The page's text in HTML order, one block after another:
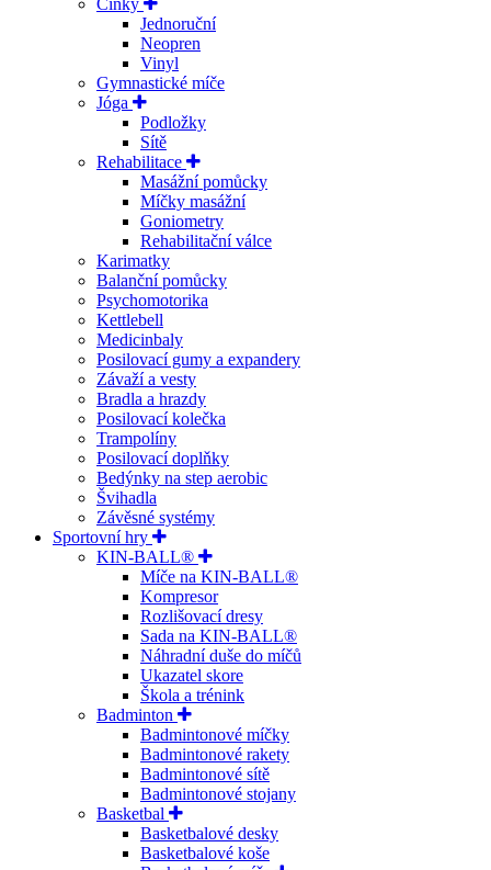
Činky
Jednoruční
Neopren
Vinyl
Gymnastické míče
Jóga
Podložky
Sítě
Rehabilitace
Masážní pomůcky
Míčky masážní
Goniometry
Rehabilitační válce
Karimatky
Balanční pomůcky
Psychomotorika
Kettlebell
Medicinbaly
Posilovací gumy a expandery
Závaží a vesty
Bradla a hrazdy
Posilovací kolečka
Trampolíny
Posilovací doplňky
Bedýnky na step aerobic
Švihadla
Závěsné systémy
Sportovní hry
KIN-BALL®
Míče na KIN-BALL®
Kompresor
Rozlišovací dresy
Sada na KIN-BALL®
Náhradní duše do míčů
Ukazatel skore
Škola a trénink
Badminton
Badmintonové míčky
Badmintonové rakety
Badmintonové sítě
Badmintonové stojany
Basketbal
Basketbalové desky
Basketbalové koše